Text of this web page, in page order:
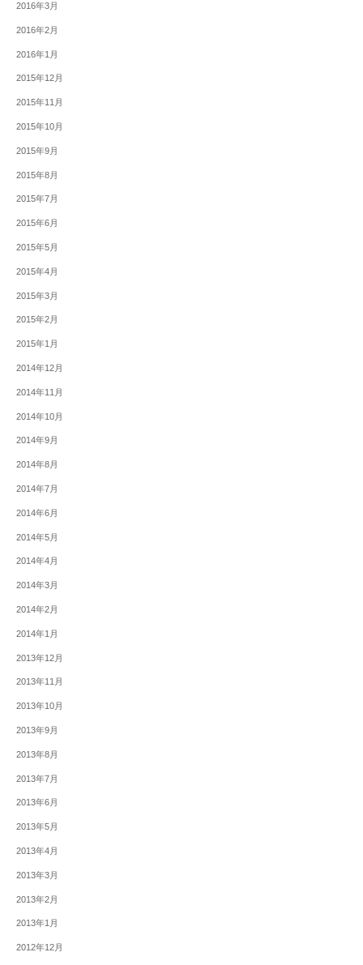
2016年3月
2016年2月
2016年1月
2015年12月
2015年11月
2015年10月
2015年9月
2015年8月
2015年7月
2015年6月
2015年5月
2015年4月
2015年3月
2015年2月
2015年1月
2014年12月
2014年11月
2014年10月
2014年9月
2014年8月
2014年7月
2014年6月
2014年5月
2014年4月
2014年3月
2014年2月
2014年1月
2013年12月
2013年11月
2013年10月
2013年9月
2013年8月
2013年7月
2013年6月
2013年5月
2013年4月
2013年3月
2013年2月
2013年1月
2012年12月